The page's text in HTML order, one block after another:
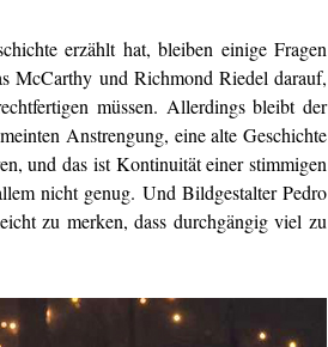
erzählt hat, bleiben einige Fragen
McCarthy und Richmond Riedel darauf,
müssen. Allerdings bleibt der
Anstrengung, eine alte Geschichte
und das ist Kontinuität einer stimmigen
nicht genug. Und Bildgestalter Pedro
zu merken, dass durchgängig viel zu